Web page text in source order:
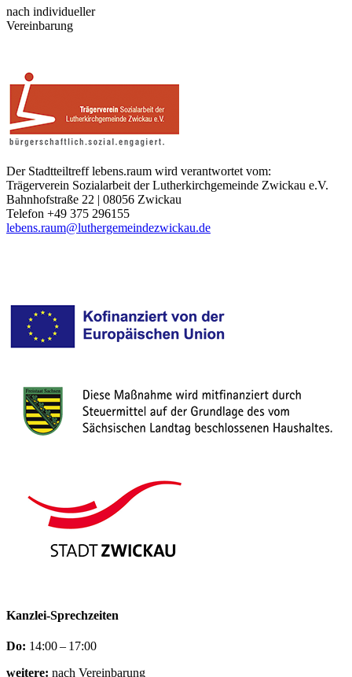
nach individueller
Vereinbarung
Der Stadtteiltreff lebens.raum wird verantwortet vom:
Trägerverein Sozialarbeit der Lutherkirchgemeinde Zwickau e.V.
Bahnhofstraße 22 | 08056 Zwickau
Telefon +49 375 296155
lebens.raum@luthergemeindezwickau.de
Kanzlei-Sprechzeiten
Do: 14:00 – 17:00
weitere: nach Vereinbarung